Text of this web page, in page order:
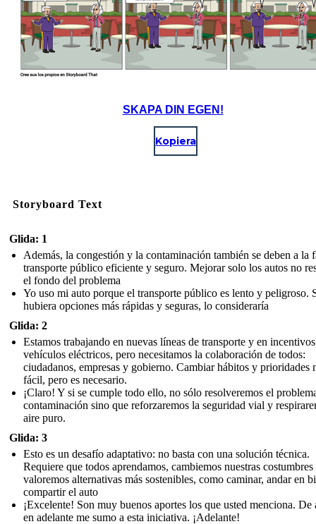
SKAPA DIN EGEN!
Kopiera
Storyboard Text
Glida: 1
Además, la congestión y la contaminación también se deben a la
transporte público eficiente y seguro. Mejorar solo los autos no
el fondo del problema
Yo uso mi auto porque el transporte público es lento y peligroso.
hubiera opciones más rápidas y seguras, lo consideraría
Glida: 2
Estamos trabajando en nuevas líneas de transporte y en
vehículos eléctricos, pero necesitamos la colaboración de todos:
ciudadanos, empresas y gobierno. Cambiar hábitos y prioridades
fácil, pero es necesario.
¡Claro! Y si se cumple todo ello, no sólo resolveremos el
contaminación sino que reforzaremos la seguridad vial y
aire puro.
Glida: 3
Esto es un desafío adaptativo: no basta con una solución técnica.
Requiere que todos aprendamos, cambiemos nuestras costumbres
valoremos alternativas más sostenibles, como caminar, andar en
compartir el auto
¡Excelente! Son muy buenos aportes los que usted menciona. De
en adelante me sumo a esta iniciativa. ¡Adelante!